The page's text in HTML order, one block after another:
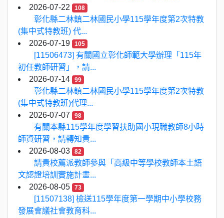
2026-07-22
108
彰化縣二林鎮二林國民小學115學年度第2次特教
(集中式特教班) 代...
2026-07-19
105
[11506473] 有關國立彰化師範大學辦理「115年
初任教師研習」，請...
2026-07-14
99
彰化縣二林鎮二林國民小學115學年度第2次特教
(集中式特教班)代理...
2026-07-07
98
有關本縣115學年度學習扶助國小現職教師8小時
師資研習，請轉知貴...
2026-08-03
82
請貴校薦派教師參與「高級中等學校教師本土語
文認證培訓實施計畫...
2026-08-05
73
[11507138] 檢送115學年度第一學期中小學校務
發展會議社會教育科...